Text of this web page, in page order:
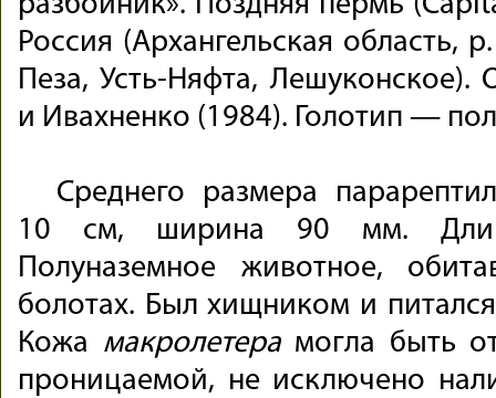
Россия (Архангельская область,
Пеза, Усть-Няфта, Лешуконское).
и Ивахненко (1984). Голотип —
Среднего размера
10 см, ширина 90 мм.
Полуназемное животное,
болотах. Был хищником и
Кожа макролетерамогла быть
проницаемой, не исключено